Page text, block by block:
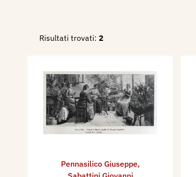
1910 - Guido
Brera. Pittori e scultori
Arte, Milano, Vallardi,
1933 - La Mostra
Palazzo Rosso,
Num° 1, A XI, pp. 61/
1933 - Antonio
Genova - Rivista
Risultati trovati: 2
Pennasilico Giuseppe,